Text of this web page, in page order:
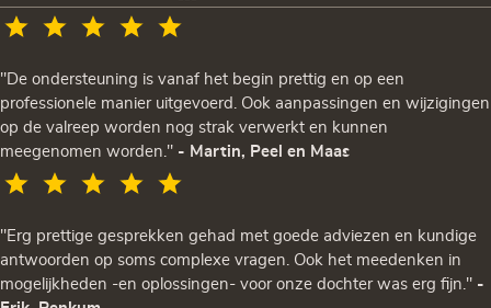
"De ondersteuning is vanaf het begin prettig en op een
professionele manier uitgevoerd. Ook aanpassingen en wijzigingen
op de valreep worden nog strak verwerkt en kunnen
meegenomen worden." - Martin, Peel en Maas
"Erg prettige gesprekken gehad met goede adviezen en kundige
antwoorden op soms complexe vragen. Ook het meedenken in
mogelijkheden -en oplossingen- voor onze dochter was erg fijn." -